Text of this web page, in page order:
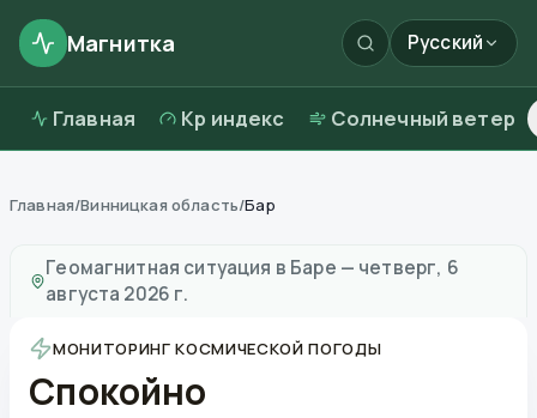
Магнитка Русский
Главная Kp индекс Солнечный ветер
Главная/Винницкая область/Бар
Геомагнитная ситуация в Баре — четверг, 6
августа 2026 г.
МОНИТОРИНГ КОСМИЧЕСКОЙ ПОГОДЫ
Спокойно